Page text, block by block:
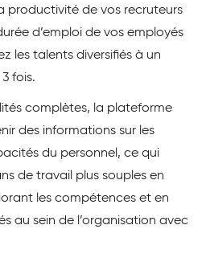
productivité de vos recruteurs
d’emploi de vos employés
les talents diversifiés à un
fois.
complètes, la plateforme
des informations sur les
du personnel, ce qui
de travail plus souples en
les compétences et en
au sein de l’organisation avec